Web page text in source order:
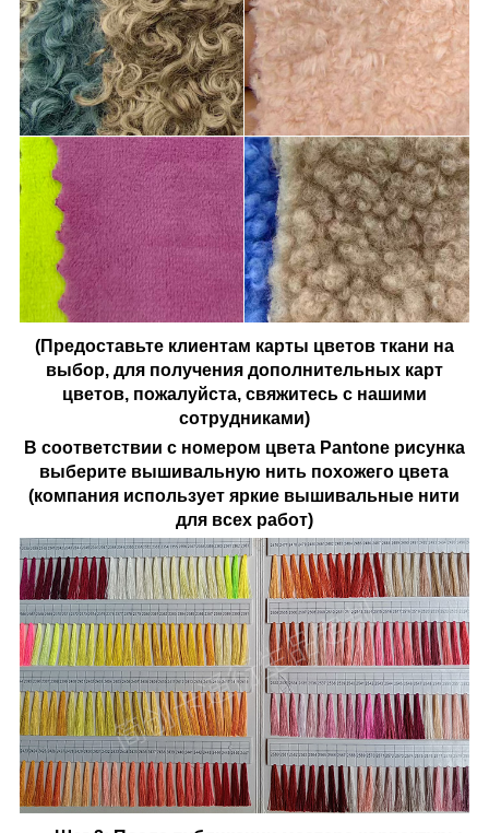
(Предоставьте клиентам карты цветов ткани на
выбор, для получения дополнительных карт
цветов, пожалуйста, свяжитесь с нашими
сотрудниками)
В соответствии с номером цвета Pantone рисунка
выберите вышивальную нить похожего цвета
(компания использует яркие вышивальные нити
для всех работ)